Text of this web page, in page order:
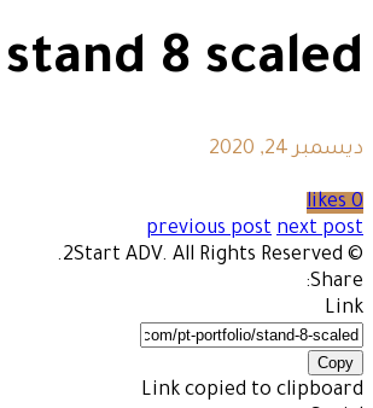
stand 8 scaled
ديسمبر 24, 2020
0 likes
previous post next post
© 2Start ADV. All Rights Reserved.
Share:
Link
Copy
Link copied to clipboard